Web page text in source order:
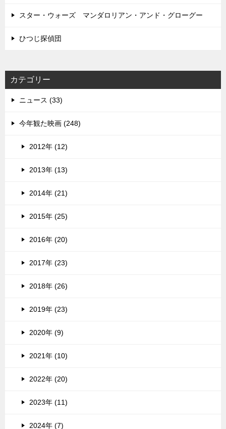
スター・ウォーズ マンダロリアン・アンド・グローグー
ひつじ探偵団
カテゴリー
ニュース (33)
今年観た映画 (248)
2012年 (12)
2013年 (13)
2014年 (21)
2015年 (25)
2016年 (20)
2017年 (23)
2018年 (26)
2019年 (23)
2020年 (9)
2021年 (10)
2022年 (20)
2023年 (11)
2024年 (7)